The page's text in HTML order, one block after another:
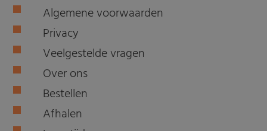
Algemene voorwaarden
Privacy
Veelgestelde vragen
Over ons
Bestellen
Afhalen